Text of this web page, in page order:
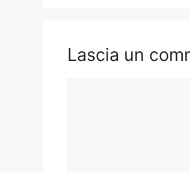
Lascia un